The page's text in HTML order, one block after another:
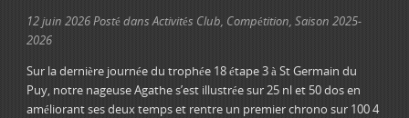
12 juin 2026Posté dansActivités Club, Compétition, Saison 2025-
2026
Sur la dernière journée du trophée 18 étape 3 à St Germain du
Puy, notre nageuse Agathe s’est illustrée sur 25 nl et 50 dos en
améliorant ses deux temps et rentre un premier chrono sur 100 4